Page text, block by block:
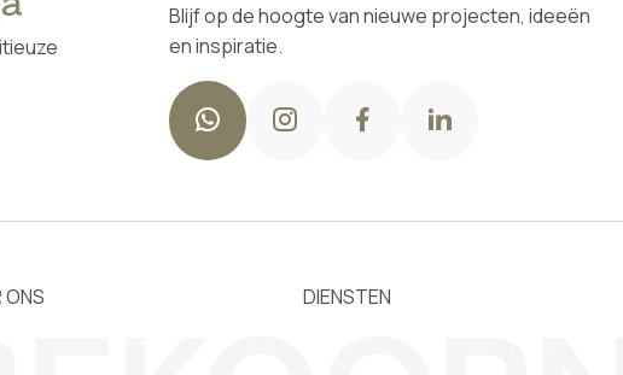
Blijf op de hoogte van nieuwe projecten, ideeën
en inspiratie.
ONS DIENSTEN